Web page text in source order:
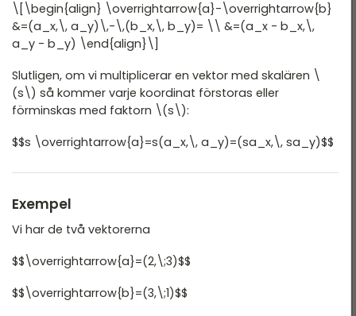
\[\begin{align} \overrightarrow{a}-\overrightarrow{b}
&=(a_x,\, a_y)\,-\,(b_x,\, b_y)= \\ &=(a_x - b_x,\,
a_y - b_y) \end{align}\]
Slutligen, om vi multiplicerar en vektor med skalären \
(s\) så kommer varje koordinat förstoras eller
förminskas med faktorn \(s\):
$$s \overrightarrow{a}=s(a_x,\, a_y)=(sa_x,\, sa_y)$$
Exempel
Vi har de två vektorerna
$$\overrightarrow{a}=(2,\;3)$$
$$\overrightarrow{b}=(3,\;1)$$